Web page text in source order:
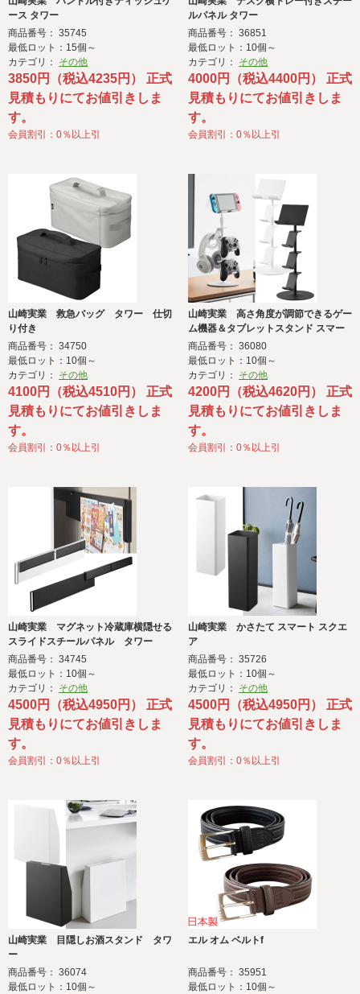
ース タワー
商品番号： 35745
最低ロット：15個～
カテゴリ： その他
3850円（税込4235円） 正式
見積もりにてお値引きしま
す。
会員割引：0％以上引
ルパネル タワー
商品番号： 36851
最低ロット：10個～
カテゴリ： その他
4000円（税込4400円） 正式
見積もりにてお値引きしま
す。
会員割引：0％以上引
山崎実業 救急バッグ タワー 仕切
り付き
商品番号： 34750
最低ロット：10個～
カテゴリ： その他
4100円（税込4510円） 正式
見積もりにてお値引きしま
す。
会員割引：0％以上引
山崎実業 高さ角度が調節できるゲー
ム機器＆タブレットスタンド スマー
ト
商品番号： 36080
最低ロット：10個～
カテゴリ： その他
4200円（税込4620円） 正式
見積もりにてお値引きしま
す。
会員割引：0％以上引
山崎実業 マグネット冷蔵庫横隠せる
スライドスチールパネル タワー
商品番号： 34745
最低ロット：10個～
カテゴリ： その他
4500円（税込4950円） 正式
見積もりにてお値引きしま
す。
会員割引：0％以上引
山崎実業 かさたて スマート スクエ
ア
商品番号： 35726
最低ロット：10個～
カテゴリ： その他
4500円（税込4950円） 正式
見積もりにてお値引きしま
す。
会員割引：0％以上引
山崎実業 目隠しお酒スタンド タワ
ー
商品番号： 36074
最低ロット：10個～
エル オム ベルトf
商品番号： 35951
最低ロット：10個～